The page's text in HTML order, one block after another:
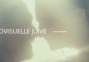
JUIVE